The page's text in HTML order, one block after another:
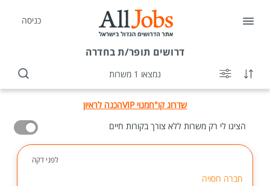
כניסה
דרושים תופר/ת בחדרה
נמצאו 1 משרות
שדרוג קו"חמנוי VIP
הכנה לראיון
הציגו לי רק משרות ללא צורך בקורות חיים
לפני דקה
חברה חסויה